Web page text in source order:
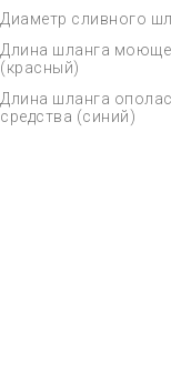
Диаметр сливного
Длина шланга
(красный)
Длина шланга
средства (синий)